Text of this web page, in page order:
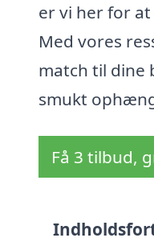
er vi her for
Med vores
match til dine
smukt
Få 3 tilbud,